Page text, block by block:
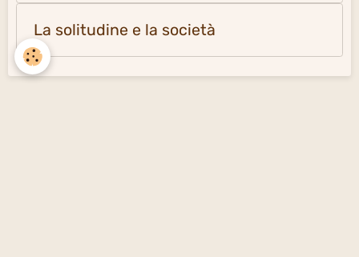
La solitudine e la società